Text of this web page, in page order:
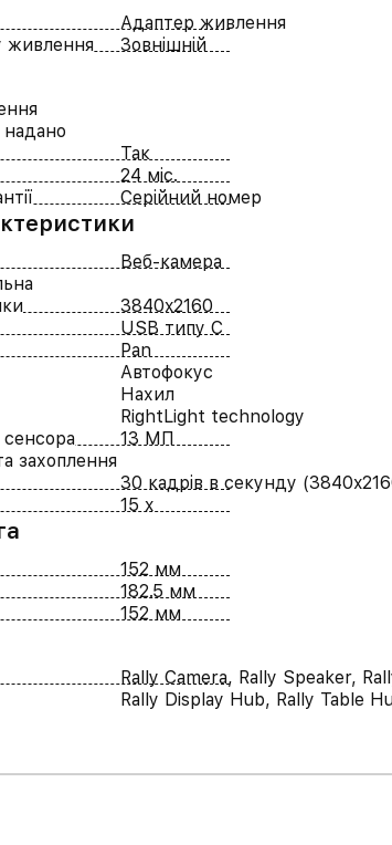
Адаптер живлення
живлення
Зовнішній
надано
Так
24 міс.
Серійний номер
Веб-камера
3840x2160
USB типу C
Pan
Автофокус
Нахил
RightLight technology
сенсора
13 МП
захоплення
30 кадрів в секунду
15 x
152 мм
182.5 мм
152 мм
Rally Camera, Rally Speaker,
Rally Display Hub, Rally Table